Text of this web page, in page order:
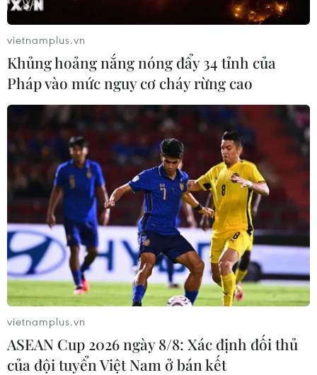
vietnamplus.vn
Khủng hoảng nắng nóng đẩy 34 tỉnh của
Pháp vào mức nguy cơ cháy rừng cao
vietnamplus.vn
ASEAN Cup 2026 ngày 8/8: Xác định đối thủ
của đội tuyển Việt Nam ở bán kết